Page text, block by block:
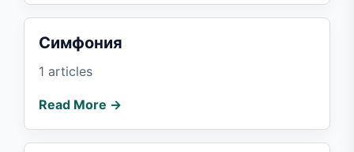
Симфония
1 articles
Read More →